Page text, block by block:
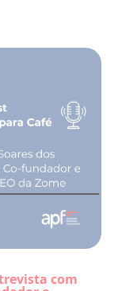
com